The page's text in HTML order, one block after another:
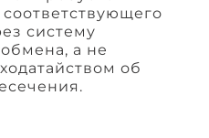
систему
а не
об